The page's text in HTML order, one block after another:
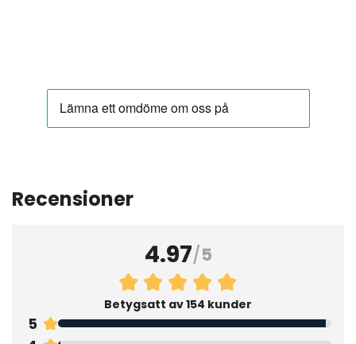
Recensioner
4.97/5
Betygsatt av 154 kunder
5